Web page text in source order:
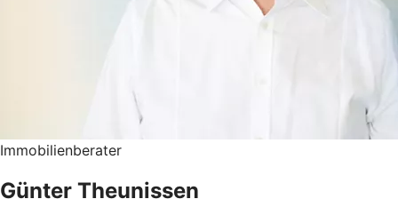
Immobilienberater
Günter Theunissen